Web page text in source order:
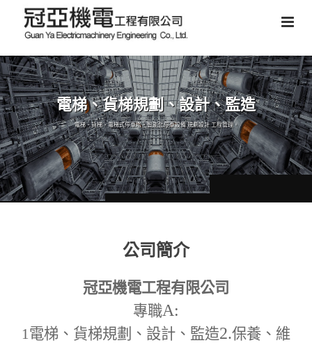
電梯、貨梯規劃、設計、監造
電梯、貨梯、電梯式停車塔、智能化停車設備,規劃設計,工程管理。
公司簡介
冠亞機電工程有限公司
專職A:
1電梯、貨梯規劃、設計、監造2.保養、維